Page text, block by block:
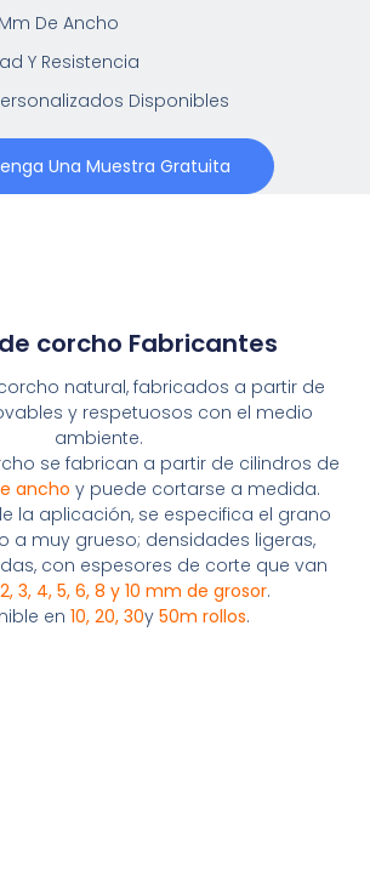
De Ancho
Y Resistencia
Disponibles
Una Muestra Gratuita
corcho Fabricantes
natural, fabricados a partir de
y respetuosos con el medio
ambiente.
se fabrican a partir de cilindros de
ancho y puede cortarse a medida.
la aplicación, se especifica el grano
a muy grueso; densidades ligeras,
con espesores de corte que van
2, 3, 4, 5, 6, 8 y 10 mm de grosor.
en 10, 20, 30y 50m rollos.